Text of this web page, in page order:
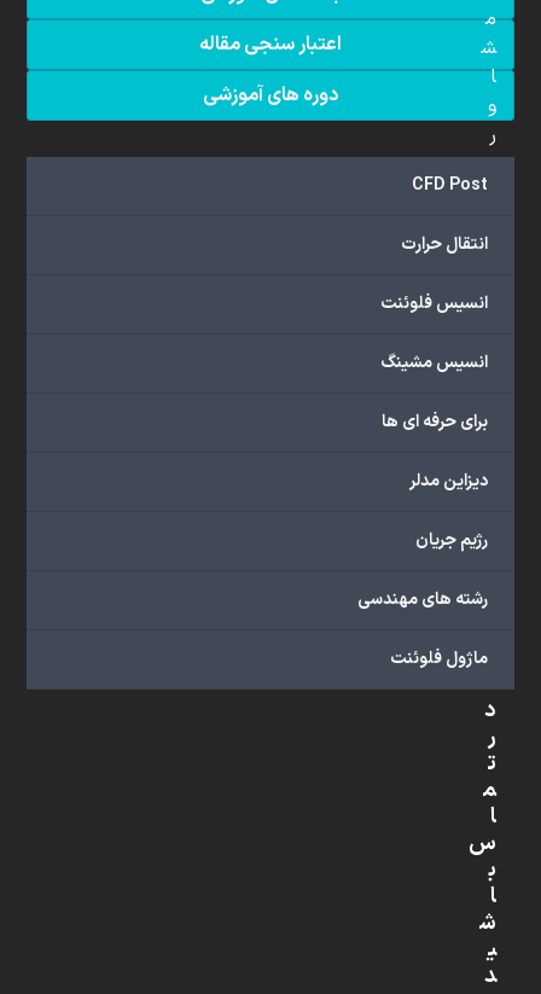
اعتبار سنجی مقاله
دوره های آموزشی
CFD Post
انتقال حرارت
انسیس فلوئنت
انسیس مشینگ
برای حرفه ای ها
دیزاین مدلر
رژیم جریان
رشته های مهندسی
ماژول فلوئنت
م
ش
ا
و
ر
ه
ف
و
ه
ب
م
ا
د
ر
ت
م
ا
س
ب
ا
ش
ی
د